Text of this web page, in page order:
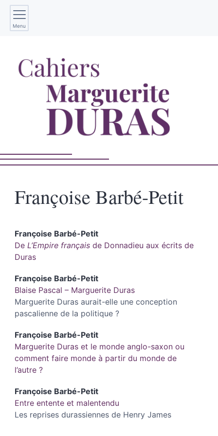
Menu
Françoise Barbé-Petit
Françoise Barbé-Petit
De L’Empire français de Donnadieu aux écrits de
Duras
Françoise Barbé-Petit
Blaise Pascal – Marguerite Duras
Marguerite Duras aurait-elle une conception
pascalienne de la politique ?
Françoise Barbé-Petit
Marguerite Duras et le monde anglo-saxon ou
comment faire monde à partir du monde de
l’autre ?
Françoise Barbé-Petit
Entre entente et malentendu
Les reprises durassiennes de Henry James